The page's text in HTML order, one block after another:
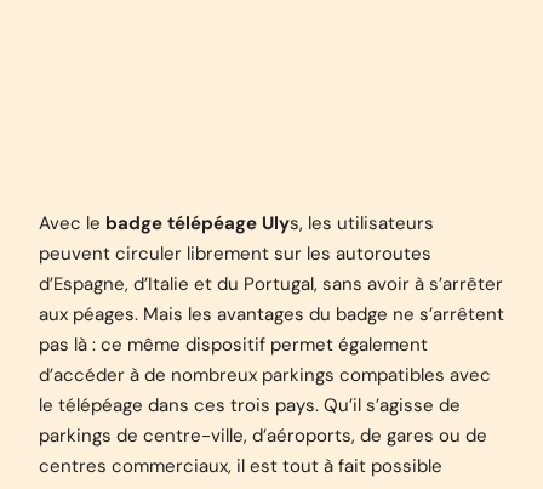
Avec le badge télépéage Ulys, les utilisateurs
peuvent circuler librement sur les autoroutes
d’Espagne, d’Italie et du Portugal, sans avoir à s’arrêter
aux péages. Mais les avantages du badge ne s’arrêtent
pas là : ce même dispositif permet également
d’accéder à de nombreux parkings compatibles avec
le télépéage dans ces trois pays. Qu’il s’agisse de
parkings de centre-ville, d’aéroports, de gares ou de
centres commerciaux, il est tout à fait possible